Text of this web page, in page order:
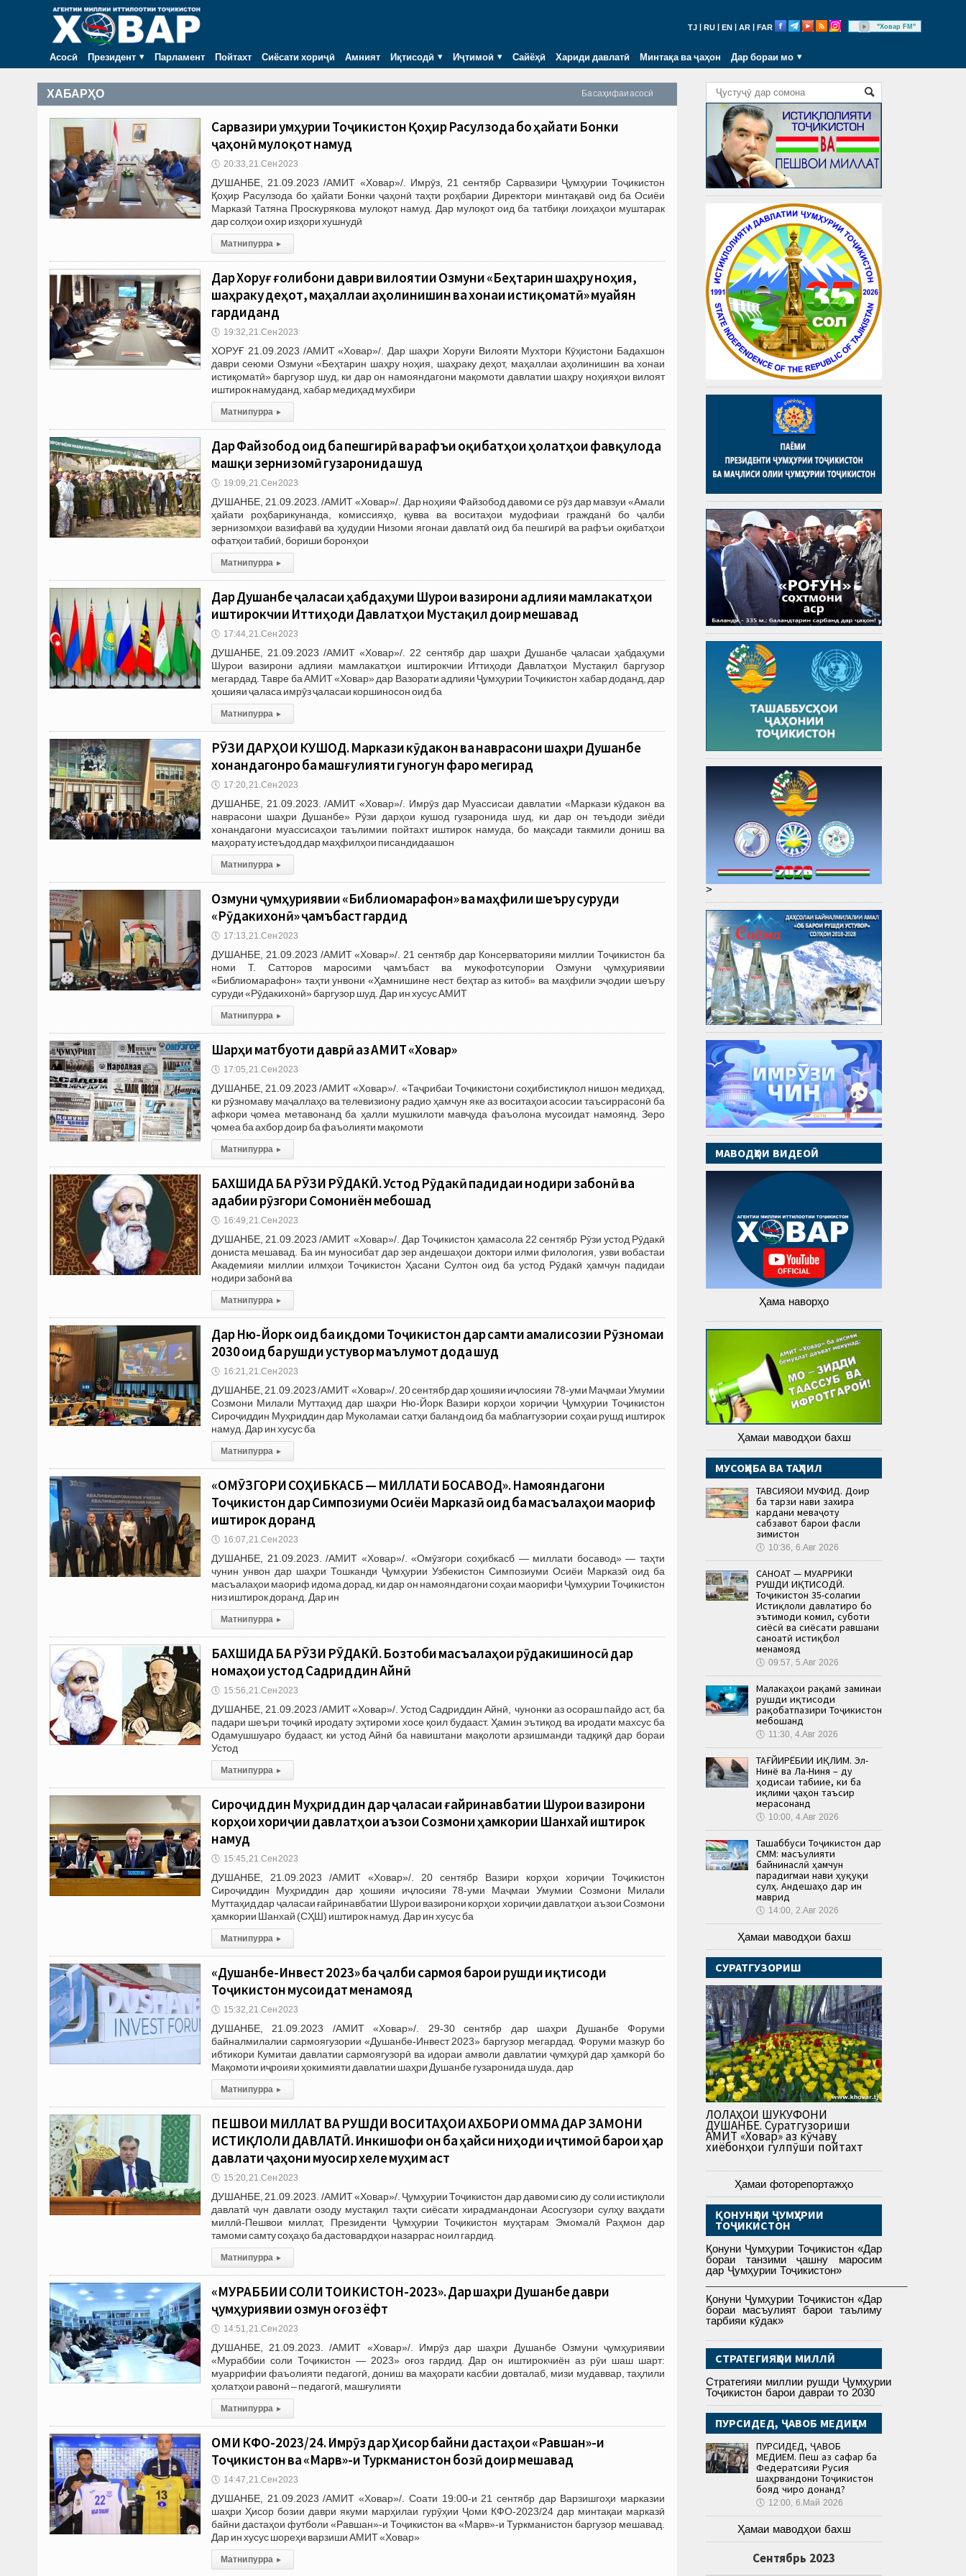
TJ RU EN AR FAR "Ховар FM"
Асосӣ Президент Парламент Пойтахт Сиёсати хориҷӣ Амният Иқтисодӣ Иҷтимоӣ Сайёҳӣ Хариди давлатӣ Минтақа ва ҷаҳон Дар бораи мо
Ба саҳифаи асосӣ
ХАБАРҲО
Сарвазири Ҷумҳурии Тоҷикистон Қоҳир Расулзода бо ҳайати Бонки
ҷаҳонӣ мулоқот намуд
🕔 20:33, 21.Сен 2023
ДУШАНБЕ, 21.09.2023 /АМИТ «Ховар»/. Имрӯз, 21 сентябр Сарвазири Ҷумҳурии Тоҷикистон
Қоҳир Расулзода бо ҳайати Бонки ҷаҳонӣ таҳти роҳбарии Директори минтақавӣ оид ба Осиёи
Марказӣ Татяна Проскурякова мулоқот намуд. Дар мулоқот оид ба татбиқи лоиҳаҳои муштарак
дар солҳои охир изҳори хушнудӣ
Матни пурра ▸
Дар Хоруғ ғолибони даври вилоятии Озмуни «Беҳтарин шаҳру ноҳия,
шаҳраку деҳот, маҳаллаи аҳолинишин ва хонаи истиқоматӣ» муайян
гардиданд
🕔 19:32, 21.Сен 2023
ХОРУҒ 21.09.2023 /АМИТ «Ховар»/. Дар шаҳри Хоруғи Вилояти Мухтори Кӯҳистони Бадахшон
даври сеюми Озмуни «Беҳтарин шаҳру ноҳия, шаҳраку деҳот, маҳаллаи аҳолинишин ва хонаи
истиқоматӣ» баргузор шуд, ки дар он намояндагони мақомоти давлатии шаҳру ноҳияҳои вилоят
иштирок намуданд, хабар медиҳад мухбири
Матни пурра ▸
Дар Файзобод оид ба пешгирӣ ва рафъи оқибатҳои ҳолатҳои фавқулода
машқи зернизомӣ гузаронида шуд
🕔 19:09, 21.Сен 2023
ДУШАНБЕ, 21.09.2023. /АМИТ «Ховар»/. Дар ноҳияи Файзобод давоми се рӯз дар мавзуи «Амали
ҳайати роҳбарикунанда, комиссияҳо, қувва ва воситаҳои мудофиаи гражданӣ бо ҷалби
зернизомҳои вазифавӣ ва ҳудудии Низоми ягонаи давлатӣ оид ба пешгирӣ ва рафъи оқибатҳои
офатҳои табиӣ, бориши боронҳои
Матни пурра ▸
Дар Душанбе ҷаласаи ҳабдаҳуми Шурои вазирони адлияи мамлакатҳои
иштирокчии Иттиҳоди Давлатҳои Мустақил доир мешавад
🕔 17:44, 21.Сен 2023
ДУШАНБЕ, 21.09.2023 /АМИТ «Ховар»/. 22 сентябр дар шаҳри Душанбе ҷаласаи ҳабдаҳуми
Шурои вазирони адлияи мамлакатҳои иштирокчии Иттиҳоди Давлатҳои Мустақил баргузор
мегардад. Тавре ба АМИТ «Ховар» дар Вазорати адлияи Ҷумҳурии Тоҷикистон хабар доданд, дар
ҳошияи ҷаласа имрӯз ҷаласаи коршиносон оид ба
Матни пурра ▸
РӮЗИ ДАРҲОИ КУШОД. Маркази кӯдакон ва наврасони шаҳри Душанбе
хонандагонро ба машғулияти гуногун фаро мегирад
🕔 17:20, 21.Сен 2023
ДУШАНБЕ, 21.09.2023. /АМИТ «Ховар»/. Имрӯз дар Муассисаи давлатии «Маркази кӯдакон ва
наврасони шаҳри Душанбе» Рӯзи дарҳои кушод гузаронида шуд, ки дар он теъдоди зиёди
хонандагони муассисаҳои таълимии пойтахт иштирок намуда, бо мақсади такмили дониш ва
маҳорату истеъдод дар маҳфилҳои писандидаашон
Матни пурра ▸
Озмуни ҷумҳуриявии «Библиомарафон» ва маҳфили шеъру суруди
«Рӯдакихонӣ» ҷамъбаст гардид
🕔 17:13, 21.Сен 2023
ДУШАНБЕ, 21.09.2023 /АМИТ «Ховар»/. 21 сентябр дар Консерваторияи миллии Тоҷикистон ба
номи Т. Сатторов маросими ҷамъбаст ва мукофотсупории Озмуни ҷумҳуриявии
«Библиомарафон» таҳти унвони «Ҳамнишине нест беҳтар аз китоб» ва маҳфили эҷодии шеъру
суруди «Рӯдакихонӣ» баргузор шуд. Дар ин хусус АМИТ
Матни пурра ▸
Шарҳи матбуоти даврӣ аз АМИТ «Ховар»
🕔 17:05, 21.Сен 2023
ДУШАНБЕ, 21.09.2023 /АМИТ «Ховар»/. «Таҷрибаи Тоҷикистони соҳибистиқлол нишон медиҳад,
ки рӯзномаву маҷаллаҳо ва телевизиону радио ҳамчун яке аз воситаҳои асосии таъсиррасонӣ ба
афкори ҷомеа метавонанд ба ҳалли мушкилоти мавҷуда фаъолона мусоидат намоянд. Зеро
ҷомеа ба ахбор доир ба фаъолияти мақомоти
Матни пурра ▸
БАХШИДА БА РӮЗИ РӮДАКӢ. Устод Рӯдакӣ падидаи нодири забонӣ ва
адабии рӯзгори Сомониён мебошад
🕔 16:49, 21.Сен 2023
ДУШАНБЕ, 21.09.2023 /АМИТ «Ховар»/. Дар Тоҷикистон ҳамасола 22 сентябр Рӯзи устод Рӯдакӣ
дониста мешавад. Ба ин муносибат дар зер андешаҳои доктори илми филология, узви вобастаи
Академияи миллии илмҳои Тоҷикистон Ҳасани Султон оид ба устод Рӯдакӣ ҳамчун падидаи
нодири забонӣ ва
Матни пурра ▸
Дар Ню-Йорк оид ба иқдоми Тоҷикистон дар самти амалисозии Рӯзномаи
2030 оид ба рушди устувор маълумот дода шуд
🕔 16:21, 21.Сен 2023
ДУШАНБЕ, 21.09.2023 /АМИТ «Ховар»/. 20 сентябр дар ҳошияи иҷлосияи 78-уми Маҷмаи Умумии
Созмони Милали Муттаҳид дар шаҳри Ню-Йорк Вазири корҳои хориҷии Ҷумҳурии Тоҷикистон
Сироҷиддин Муҳриддин дар Муколамаи сатҳи баланд оид ба маблағгузории соҳаи рушд иштирок
намуд. Дар ин хусус ба
Матни пурра ▸
«ОМӮЗГОРИ СОҲИБКАСБ — МИЛЛАТИ БОСАВОД». Намояндагони
Тоҷикистон дар Симпозиуми Осиёи Марказӣ оид ба масъалаҳои маориф
иштирок доранд
🕔 16:07, 21.Сен 2023
ДУШАНБЕ, 21.09.2023. /АМИТ «Ховар»/. «Омӯзгори соҳибкасб — миллати босавод» — таҳти
чунин унвон дар шаҳри Тошканди Ҷумҳурии Узбекистон Симпозиуми Осиёи Марказӣ оид ба
масъалаҳои маориф идома дорад, ки дар он намояндагони соҳаи маорифи Ҷумҳурии Тоҷикистон
низ иштирок доранд. Дар ин
Матни пурра ▸
БАХШИДА БА РӮЗИ РӮДАКӢ. Бозтоби масъалаҳои рӯдакишиносӣ дар
номаҳои устод Садриддин Айнӣ
🕔 15:56, 21.Сен 2023
ДУШАНБЕ, 21.09.2023 /АМИТ «Ховар»/. Устод Садриддин Айнӣ, чунонки аз осораш пайдо аст, ба
падари шеъри тоҷикӣ иродату эҳтироми хосе қоил будааст. Ҳамин эътиқод ва иродати махсус ба
Одамушшуаро будааст, ки устод Айнӣ ба навиштани мақолоти арзишманди тадқиқӣ дар бораи
Устод
Матни пурра ▸
Сироҷиддин Муҳриддин дар ҷаласаи ғайринавбатии Шурои вазирони
корҳои хориҷии давлатҳои аъзои Созмони ҳамкории Шанхай иштирок
намуд
🕔 15:45, 21.Сен 2023
ДУШАНБЕ, 21.09.2023 /АМИТ «Ховар»/. 20 сентябр Вазири корҳои хориҷии Тоҷикистон
Сироҷиддин Муҳриддин дар ҳошияи иҷлосияи 78-уми Маҷмаи Умумии Созмони Милали
Муттаҳид дар ҷаласаи ғайринавбатии Шурои вазирони корҳои хориҷии давлатҳои аъзои Созмони
ҳамкории Шанхай (СҲШ) иштирок намуд. Дар ин хусус ба
Матни пурра ▸
«Душанбе-Инвест 2023» ба ҷалби сармоя барои рушди иқтисоди
Тоҷикистон мусоидат менамояд
🕔 15:32, 21.Сен 2023
ДУШАНБЕ, 21.09.2023 /АМИТ «Ховар»/. 29-30 сентябр дар шаҳри Душанбе Форуми
байналмилалии сармоягузории​ «Душанбе-Инвест 2023» баргузор мегардад. Форуми мазкур бо
ибтикори Кумитаи давлатии сармоягузорӣ ва идораи амволи давлатии ҷумҳурӣ дар ҳамкорӣ бо
Мақомоти иҷроияи ҳокимияти давлатии шаҳри Душанбе гузаронида шуда, дар
Матни пурра ▸
ПЕШВОИ МИЛЛАТ ВА РУШДИ ВОСИТАҲОИ АХБОРИ ОММА ДАР ЗАМОНИ
ИСТИҚЛОЛИ ДАВЛАТӢ. Инкишофи он ба ҳайси ниҳоди иҷтимоӣ барои ҳар
давлати ҷаҳони муосир хеле муҳим аст
🕔 15:20, 21.Сен 2023
ДУШАНБЕ, 21.09.2023. /АМИТ «Ховар»/. Ҷумҳурии Тоҷикистон дар давоми сию ду соли истиқлоли
давлатӣ чун давлати озоду мустақил таҳти сиёсати хирадмандонаи Асосгузори сулҳу ваҳдати
миллӣ-Пешвои миллат, Президенти Ҷумҳурии Тоҷикистон муҳтарам Эмомалӣ Раҳмон дар
тамоми самту соҳаҳо ба дастовардҳои назаррас ноил гардид.
Матни пурра ▸
«МУРАББИИ СОЛИ ТОҶИКИСТОН-2023». Дар шаҳри Душанбе даври
ҷумҳуриявии озмун оғоз ёфт
🕔 14:51, 21.Сен 2023
ДУШАНБЕ, 21.09.2023. /АМИТ «Ховар»/. Имрӯз дар шаҳри Душанбе Озмуни ҷумҳуриявии
«Мураббии соли Тоҷикистон — 2023» оғоз гардид. Дар он иштирокчиён аз рӯи шаш шарт:
муаррифии фаъолияти педагогӣ, дониш ва маҳорати касбии довталаб, мизи мудаввар, таҳлили
ҳолатҳои равонӣ – педагогӣ, машғулияти
Матни пурра ▸
ҶОМИ КФО-2023/24. Имрӯз дар Ҳисор байни дастаҳои «Равшан»-и
Тоҷикистон ва «Марв»-и Туркманистон бозӣ доир мешавад
🕔 14:47, 21.Сен 2023
ДУШАНБЕ, 21.09.2023 /АМИТ «Ховар»/. Соати 19:00-и 21 сентябр дар Варзишгоҳи марказии
шаҳри Ҳисор бозии даври якуми марҳилаи гурӯҳии Ҷоми КФО-2023/24 дар минтақаи марказӣ
байни дастаҳои футболи «Равшан»-и Тоҷикистон ва «Марв»-и Туркманистон баргузор мешавад.
Дар ин хусус шореҳи варзиши АМИТ «Ховар»
Матни пурра ▸
>
МАВОДҲОИ ВИДЕОӢ
Ҳама наворҳо
Ҳамаи маводҳои бахш
МУСОҲИБА ВА ТАҲЛИЛ
ТАВСИЯҲОИ МУФИД. Доир
ба тарзи нави захира
кардани меваҷоту
сабзавот барои фасли
зимистон
🕔 10:36, 6.Авг 2026
САНОАТ — МУҲАРРИКИ
РУШДИ ИҚТИСОДӢ.
Тоҷикистон 35-солагии
Истиқлоли давлатиро бо
эътимоди комил, суботи
сиёсӣ ва сиёсати равшани
саноатӣ истиқбол
менамояд
🕔 09:57, 5.Авг 2026
Малакаҳои рақамӣ заминаи
рушди иқтисоди
рақобатпазири Тоҷикистон
мебошанд
🕔 11:30, 4.Авг 2026
ТАҒЙИРЁБИИ ИҚЛИМ. Эл-
Нинё ва Ла-Ниня – ду
ҳодисаи табиие, ки ба
иқлими ҷаҳон таъсир
мерасонанд
🕔 10:00, 4.Авг 2026
Ташаббуси Тоҷикистон дар
СММ: масъулияти
байнинаслӣ ҳамчун
парадигмаи нави ҳуқуқи
сулҳ. Андешаҳо дар ин
маврид
🕔 14:00, 2.Авг 2026
Ҳамаи маводҳои бахш
СУРАТГУЗОРИШ
ЛОЛАҲОИ ШУКУФОНИ
ДУШАНБЕ. Суратгузориши
АМИТ «Ховар» аз кӯчаву
хиёбонҳои гулпӯши пойтахт
Ҳамаи фоторепортажҳо
ҚОНУНҲОИ ҶУМҲУРИИ
ТОҶИКИСТОН
Қонуни Ҷумҳурии Тоҷикистон «Дар
бораи танзими ҷашну маросим
дар Ҷумҳурии Тоҷикистон»
Қонуни Ҷумҳурии Тоҷикистон «Дар
бораи масъулият барои таълиму
тарбияи кӯдак»
СТРАТЕГИЯҲОИ МИЛЛӢ
Стратегияи миллии рушди Ҷумҳурии
Тоҷикистон барои давраи то 2030
ПУРСИДЕД, ҶАВОБ МЕДИҲЕМ
ПУРСИДЕД, ҶАВОБ
МЕДИҲЕМ. Пеш аз сафар ба
Федератсияи Русия
шаҳрвандони Тоҷикистон
бояд чиро донанд?
🕔 12:00, 6.Май 2026
Ҳамаи маводҳои бахш
Сентябрь 2023